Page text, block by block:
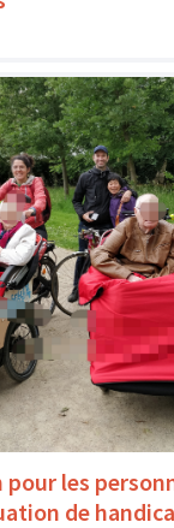
les
de